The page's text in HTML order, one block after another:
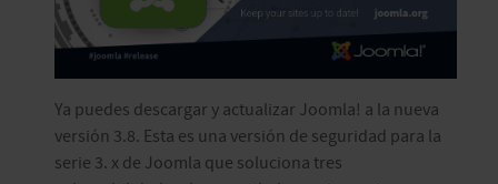
Ya puedes descargar y actualizar Joomla! a la nueva
versión 3.8. Esta es una versión de seguridad para la
serie 3. x de Joomla que soluciona tres